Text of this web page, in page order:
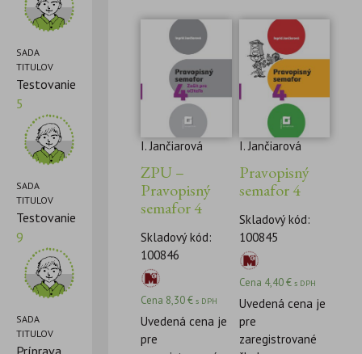
SADA
TITULOV
Testovanie
5
SADA
TITULOV
Testovanie
9
SADA
TITULOV
Príprava
I. Jančiarová
ZPU –
Pravopisný
semafor 4
Skladový kód:
100846
Cena 8,30€ s DPH
Uvedená cena je
pre
I. Jančiarová
Pravopisný
semafor 4
Skladový kód:
100845
Cena 4,40€ s DPH
Uvedená cena je
pre
zaregistrované